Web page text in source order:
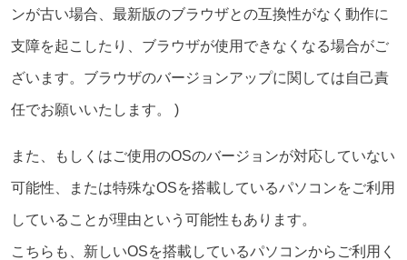
ンが古い場合、最新版のブラウザとの互換性がなく動作に
支障を起こしたり、ブラウザが使用できなくなる場合がご
ざいます。ブラウザのバージョンアップに関しては自己責
任でお願いいたします。 )
また、もしくはご使用のOSのバージョンが対応していない
可能性、または特殊なOSを搭載しているパソコンをご利用
していることが理由という可能性もあります。
こちらも、新しいOSを搭載しているパソコンからご利用く